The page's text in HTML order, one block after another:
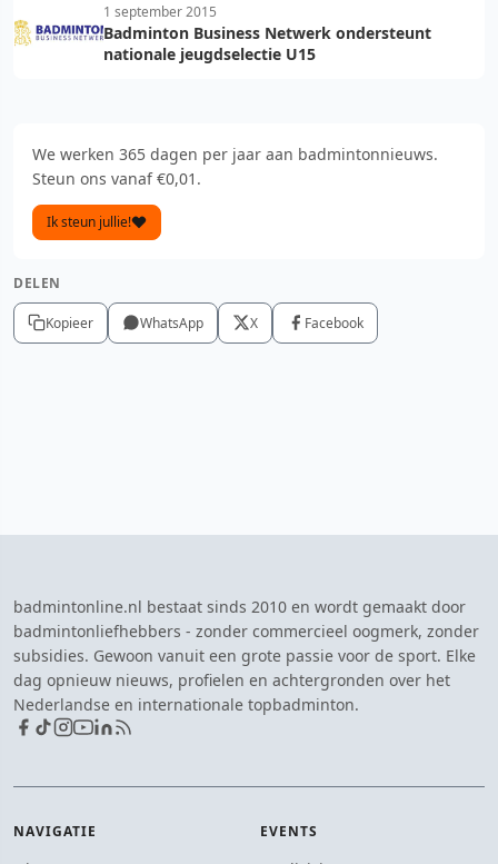
1 september 2015
Badminton Business Netwerk ondersteunt
nationale jeugdselectie U15
We werken 365 dagen per jaar aan badmintonnieuws.
Steun ons vanaf €0,01.
Ik steun jullie!
DELEN
Kopieer WhatsApp X Facebook
badmintonline.nl bestaat sinds 2010 en wordt gemaakt door
badmintonliefhebbers - zonder commercieel oogmerk, zonder
subsidies. Gewoon vanuit een grote passie voor de sport. Elke
dag opnieuw nieuws, profielen en achtergronden over het
Nederlandse en internationale topbadminton.
NAVIGATIE EVENTS